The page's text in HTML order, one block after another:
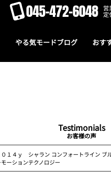
045-472-6048 営
定
やる気モードブログ おす
Testimonials
お客様の声
０１４ｙ シャラン コンフォートライン ブ
モーションテクノロジー